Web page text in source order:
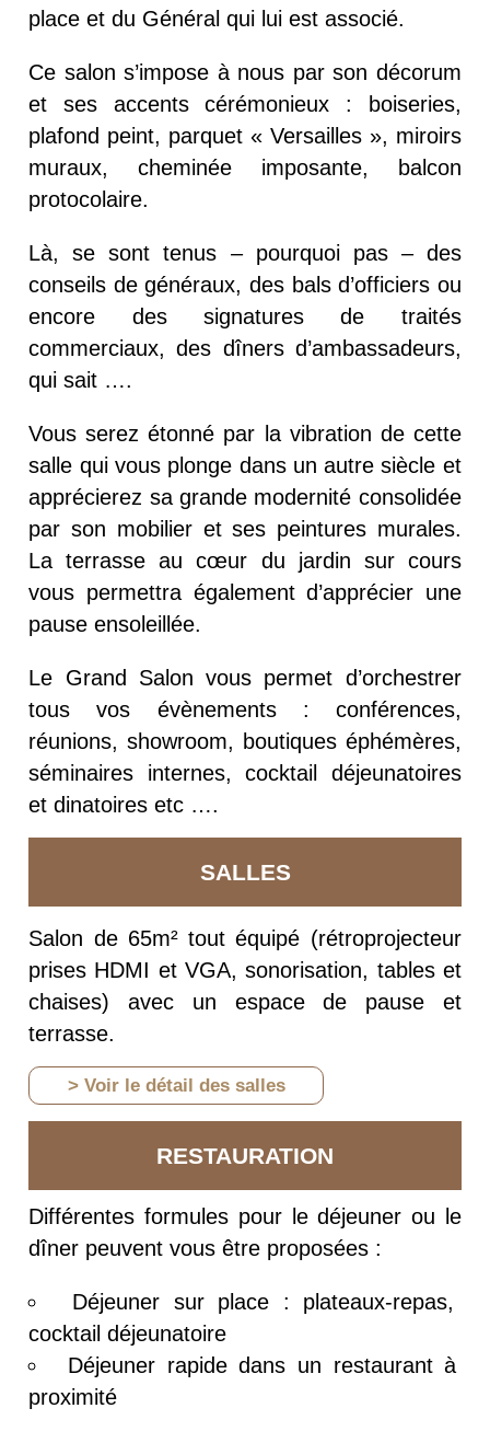
place et du Général qui lui est associé.
Ce salon s’impose à nous par son décorum
et ses accents cérémonieux : boiseries,
plafond peint, parquet « Versailles », miroirs
muraux, cheminée imposante, balcon
protocolaire.
Là, se sont tenus – pourquoi pas – des
conseils de généraux, des bals d’officiers ou
encore des signatures de traités
commerciaux, des dîners d’ambassadeurs,
qui sait ….
Vous serez étonné par la vibration de cette
salle qui vous plonge dans un autre siècle et
apprécierez sa grande modernité consolidée
par son mobilier et ses peintures murales.
La terrasse au cœur du jardin sur cours
vous permettra également d’apprécier une
pause ensoleillée.
Le Grand Salon vous permet d’orchestrer
tous vos évènements : conférences,
réunions, showroom, boutiques éphémères,
séminaires internes, cocktail déjeunatoires
et dinatoires etc ….
SALLES
Salon de 65m² tout équipé (rétroprojecteur
prises HDMI et VGA, sonorisation, tables et
chaises) avec un espace de pause et
terrasse.
> Voir le détail des salles
RESTAURATION
Différentes formules pour le déjeuner ou le
dîner peuvent vous être proposées :
Déjeuner sur place : plateaux-repas,
cocktail déjeunatoire
Déjeuner rapide dans un restaurant à
proximité